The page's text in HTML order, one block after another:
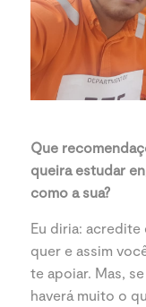
Que
queira estudar
como a sua?
Eu diria: acredite
quer e assim
te apoiar. Mas,
haverá muito o